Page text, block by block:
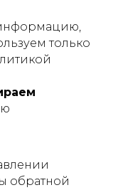
только
обратной